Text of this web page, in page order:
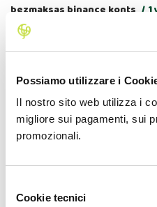
Possiamo utilizzare i
Il nostro sito web utilizza i
migliore sui pagamenti, sui
promozionali.
delCookie tecnici
bezmaksas binance konts 1
Your article helped me a lot, is
binance
Thanks. I have a question for you.